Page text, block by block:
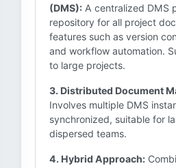
(DMS): A centralized DMS
repository for all project
features such as version
and workflow automation.
to large projects.
3. Distributed Document
Involves multiple DMS
synchronized, suitable for
dispersed teams.
4. Hybrid Approach: